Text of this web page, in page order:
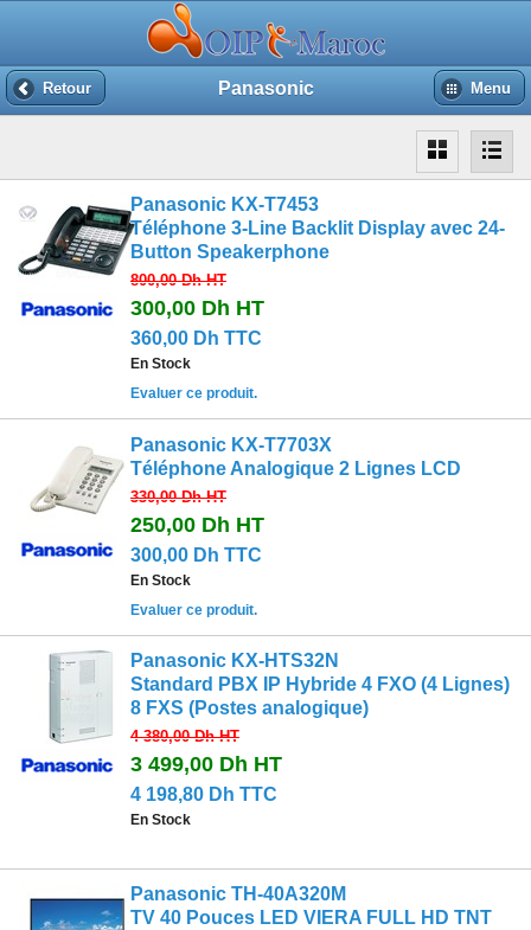
Retour Panasonic Menu
Panasonic KX-T7453
Téléphone 3-Line Backlit Display avec 24-
Button Speakerphone
800,00 DhHT
300,00 Dh HT
360,00 Dh TTC
En Stock
Evaluer ce produit.
Panasonic KX-T7703X
Téléphone Analogique 2 Lignes LCD
330,00 DhHT
250,00 Dh HT
300,00 Dh TTC
En Stock
Evaluer ce produit.
Panasonic KX-HTS32N
Standard PBX IP Hybride 4 FXO (4 Lignes)
8 FXS (Postes analogique)
4 380,00 DhHT
3 499,00 Dh HT
4 198,80 Dh TTC
En Stock
Panasonic TH-40A320M
TV 40 Pouces LED VIERA FULL HD TNT